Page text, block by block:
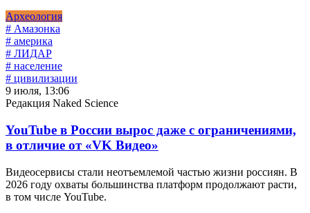
Археология
# Амазонка
# америка
# ЛИДАР
# население
# цивилизации
9 июля, 13:06
Редакция Naked Science
YouTube в России вырос даже с ограничениями,
в отличие от «VK Видео»
Видеосервисы стали неотъемлемой частью жизни россиян. В
2026 году охваты большинства платформ продолжают расти,
в том числе YouTube.